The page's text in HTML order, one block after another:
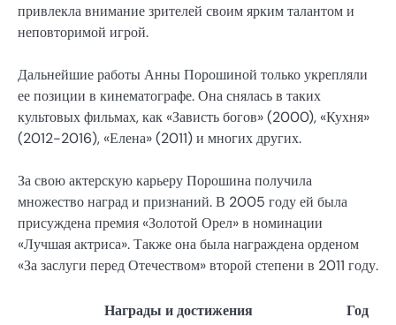
привлекла внимание зрителей своим ярким талантом и
неповторимой игрой.
Дальнейшие работы Анны Порошиной только укрепляли
ее позиции в кинематографе. Она снялась в таких
культовых фильмах, как «Зависть богов» (2000), «Кухня»
(2012-2016), «Елена» (2011) и многих других.
За свою актерскую карьеру Порошина получила
множество наград и признаний. В 2005 году ей была
присуждена премия «Золотой Орел» в номинации
«Лучшая актриса». Также она была награждена орденом
«За заслуги перед Отечеством» второй степени в 2011 году.
Награды и достижения
Год